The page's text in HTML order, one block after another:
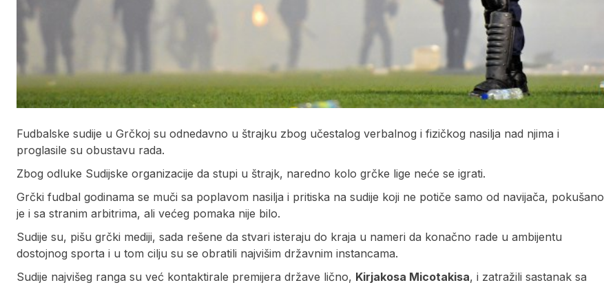
Fudbalske sudije u Grčkoj su odnedavno u štrajku zbog učestalog verbalnog i fizičkog nasilja nad njima i
proglasile su obustavu rada.
Zbog odluke Sudijske organizacije da stupi u štrajk, naredno kolo grčke lige neće se igrati.
Grčki fudbal godinama se muči sa poplavom nasilja i pritiska na sudije koji ne potiče samo od navijača, pokušano
je i sa stranim arbitrima, ali većeg pomaka nije bilo.
Sudije su, pišu grčki mediji, sada rešene da stvari isteraju do kraja u nameri da konačno rade u ambijentu
dostojnog sporta i u tom cilju su se obratili najvišim državnim instancama.
Sudije najvišeg ranga su već kontaktirale premijera države lično, Kirjakosa Micotakisa, i zatražili sastanak sa